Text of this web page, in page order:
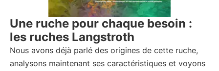
Une ruche pour chaque besoin :
les ruches Langstroth
Nous avons déjà parlé des origines de cette ruche,
analysons maintenant ses caractéristiques et voyons